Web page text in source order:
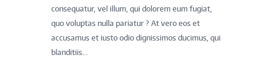
consequatur, vel illum, qui dolorem eum fugiat,
quo voluptas nulla pariatur ? At vero eos et
accusamus et iusto odio dignissimos ducimus, qui
blanditiis...